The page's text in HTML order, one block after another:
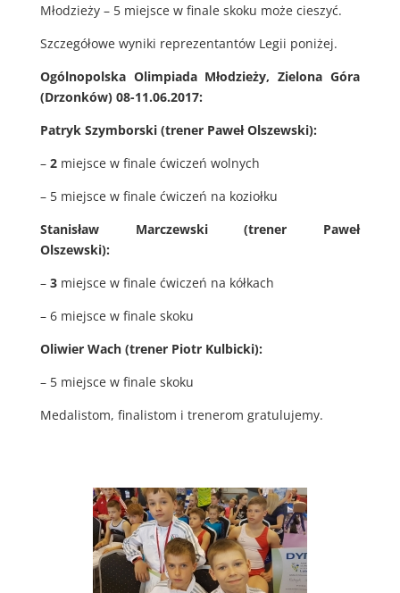
Młodzieży – 5 miejsce w finale skoku może cieszyć.
Szczegółowe wyniki reprezentantów Legii poniżej.
Ogólnopolska Olimpiada Młodzieży, Zielona Góra
(Drzonków) 08-11.06.2017:
Patryk Szymborski (trener Paweł Olszewski):
– 2miejsce w finale ćwiczeń wolnych
– 5 miejsce w finale ćwiczeń na koziołku
Stanisław Marczewski (trener Paweł
Olszewski):
– 3miejsce w finale ćwiczeń na kółkach
– 6 miejsce w finale skoku
Oliwier Wach (trener Piotr Kulbicki):
– 5 miejsce w finale skoku
Medalistom, finalistom i trenerom gratulujemy.